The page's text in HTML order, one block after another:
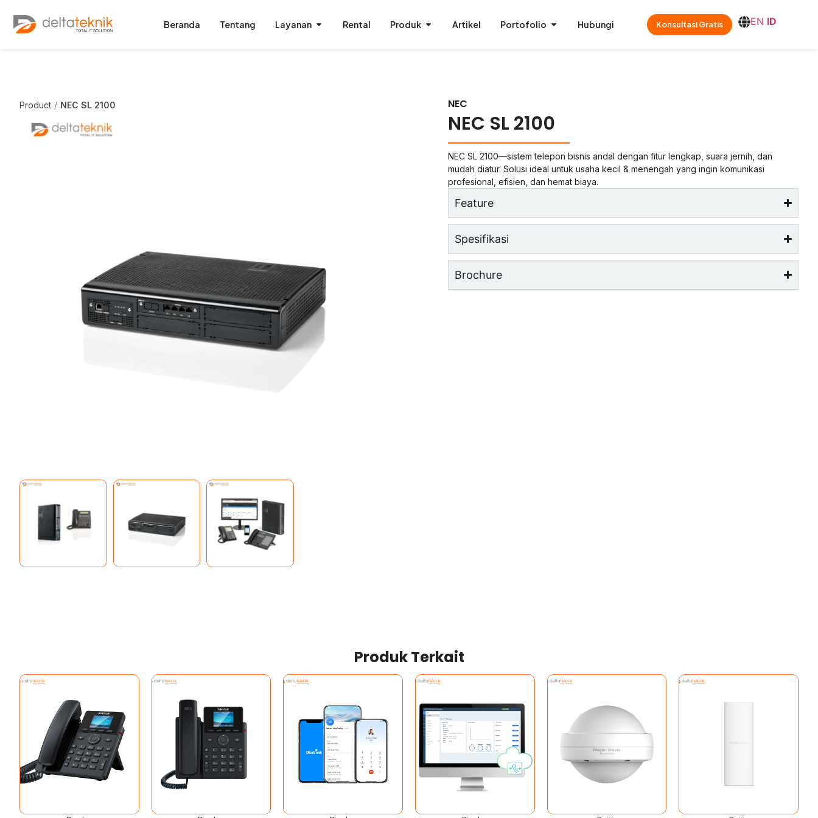
Beranda Tentang Layanan Rental Produk Artikel Portofolio Hubungi Konsultasi Gratis EN ID
Product NEC SL 2100 NEC
NEC SL 2100
NEC SL 2100—sistem telepon bisnis andal dengan fitur lengkap, suara jernih, dan
mudah diatur. Solusi ideal untuk usaha kecil & menengah yang ingin komunikasi
profesional, efisien, dan hemat biaya.
Feature
Spesifikasi
Brochure
Produk Terkait